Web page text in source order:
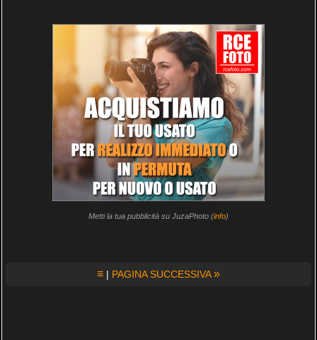
Metti la tua pubblicità su JuzaPhoto (info)
≡ | PAGINA SUCCESSIVA»